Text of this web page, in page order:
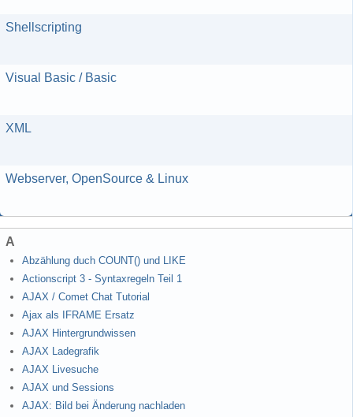
Shellscripting
Visual Basic / Basic
XML
Webserver, OpenSource & Linux
A
Abzählung duch COUNT() und LIKE
Actionscript 3 - Syntaxregeln Teil 1
AJAX / Comet Chat Tutorial
Ajax als IFRAME Ersatz
AJAX Hintergrundwissen
AJAX Ladegrafik
AJAX Livesuche
AJAX und Sessions
AJAX: Bild bei Änderung nachladen